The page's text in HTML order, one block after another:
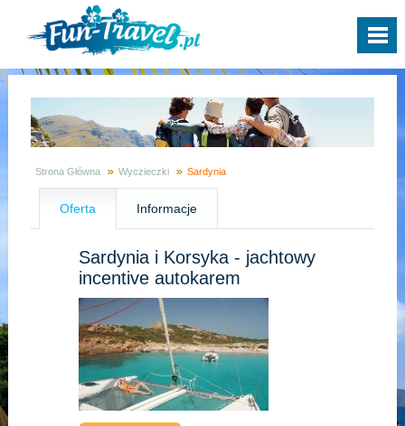
Strona Główna Wyczieczki Sardynia
Oferta Informacje
Sardynia i Korsyka - jachtowy
incentive autokarem